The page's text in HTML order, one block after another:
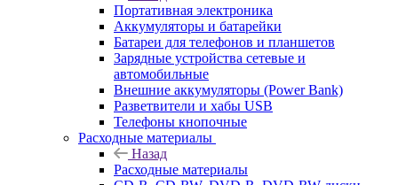
Портативная электроника
Аккумуляторы и батарейки
Батареи для телефонов и планшетов
Зарядные устройства сетевые и
автомобильные
Внешние аккумуляторы (Power Bank)
Разветвители и хабы USB
Телефоны кнопочные
Расходные материалы
Назад
Расходные материалы